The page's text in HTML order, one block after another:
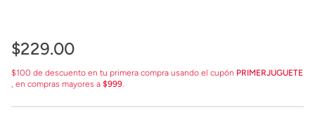
$229.00
$100 de descuento en tu primera compra usando el cupón PRIMERJUGUETE
, en compras mayores a $999.